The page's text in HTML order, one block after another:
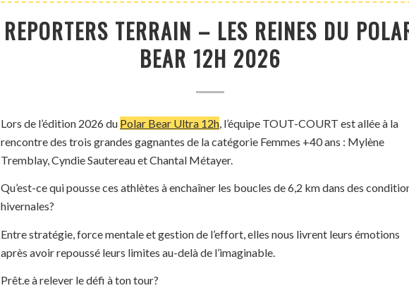
REPORTERS TERRAIN – LES REINES DU
BEAR 12H 2026
Lors de l’édition 2026 du Polar Bear Ultra 12h , l’équipe TOUT-COURT est allée à la
rencontre des trois grandes gagnantes de la catégorie Femmes +40 ans : Mylène
Tremblay, Cyndie Sautereau et Chantal Métayer.
Qu’est-ce qui pousse ces athlètes à enchaîner les boucles de 6,2 km dans des
hivernales?
Entre stratégie, force mentale et gestion de l’effort, elles nous livrent leurs émotions
après avoir repoussé leurs limites au-delà de l’imaginable.
Prêt.e à relever le défi à ton tour?